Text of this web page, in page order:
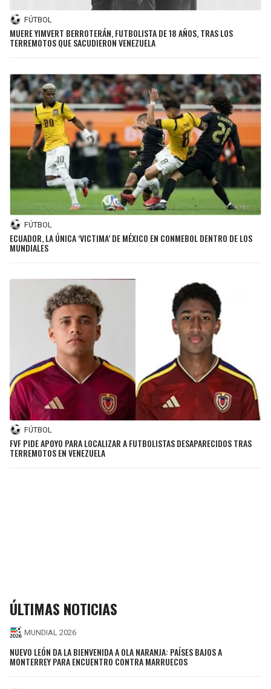
FÚTBOL
MUERE YIMVERT BERROTERÁN, FUTBOLISTA DE 18 AÑOS, TRAS LOS
TERREMOTOS QUE SACUDIERON VENEZUELA
FÚTBOL
ECUADOR, LA ÚNICA ‘VICTIMA’ DE MÉXICO EN CONMEBOL DENTRO DE LOS
MUNDIALES
FÚTBOL
FVF PIDE APOYO PARA LOCALIZAR A FUTBOLISTAS DESAPARECIDOS TRAS
TERREMOTOS EN VENEZUELA
ÚLTIMAS NOTICIAS
MUNDIAL 2026
NUEVO LEÓN DA LA BIENVENIDA A OLA NARANJA: PAÍSES BAJOS A
MONTERREY PARA ENCUENTRO CONTRA MARRUECOS